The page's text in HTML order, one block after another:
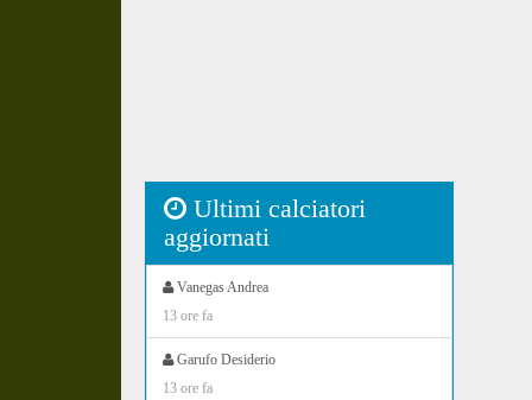
Ultimi calciatori
aggiornati
Vanegas Andrea
13 ore fa
Garufo Desiderio
13 ore fa